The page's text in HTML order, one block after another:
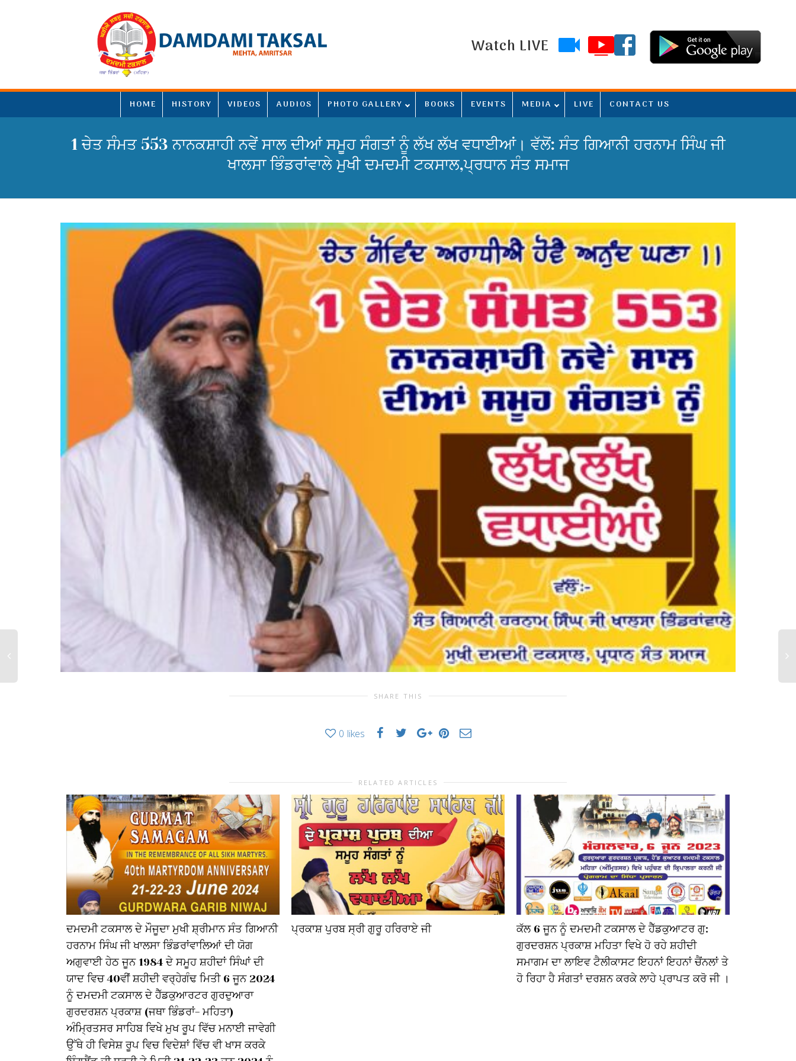
Watch LIVE
HOME HISTORY VIDEOS AUDIOS PHOTO GALLERY BOOKS EVENTS MEDIA LIVE CONTACT US
1 ਚੇਤ ਸੰਮਤ 553 ਨਾਨਕਸ਼ਾਹੀ ਨਵੇਂ ਸਾਲ ਦੀਆਂ ਸਮੂਹ ਸੰਗਤਾਂ ਨੂੰ ਲੱਖ ਲੱਖ ਵਧਾਈਆਂ। ਵੱਲੋਂ: ਸੰਤ ਗਿਆਨੀ ਹਰਨਾਮ ਸਿੰਘ ਜੀ
ਖਾਲਸਾ ਭਿੰਡਰਾਂਵਾਲੇ ਮੁਖੀ ਦਮਦਮੀ ਟਕਸਾਲ,ਪ੍ਰਧਾਨ ਸੰਤ ਸਮਾਜ
SHARE THIS
0 likes
RELATED ARTICLES
ਦਮਦਮੀ ਟਕਸਾਲ ਦੇ ਮੌਜੂਦਾ ਮੁਖੀ ਸ਼੍ਰੀਮਾਨ ਸੰਤ ਗਿਆਨੀ
ਹਰਨਾਮ ਸਿੰਘ ਜੀ ਖਾਲਸਾ ਭਿੰਡਰਾਂਵਾਲਿਆਂ ਦੀ ਯੋਗ
ਅਗੁਵਾਈ ਹੇਠ ਜੂਨ 1984 ਦੇ ਸਮੂਹ ਸ਼ਹੀਦਾਂ ਸਿੰਘਾਂ ਦੀ
ਯਾਦ ਵਿਚ 40ਵੀਂ ਸ਼ਹੀਦੀ ਵਰ੍ਹੇਗੰਢ ਮਿਤੀ 6 ਜੂਨ 2024
ਨੂੰ ਦਮਦਮੀ ਟਕਸਾਲ ਦੇ ਹੈੱਡਕੁਆਰਟਰ ਗੁਰਦੁਆਰਾ
ਗੁਰਦਰਸ਼ਨ ਪ੍ਰਕਾਸ਼ (ਜਥਾ ਭਿੰਡਰਾਂ- ਮਹਿਤਾ)
ਅੰਮ੍ਰਿਤਸਰ ਸਾਹਿਬ ਵਿਖੇ ਮੁਖ ਰੂਪ ਵਿੱਚ ਮਨਾਈ ਜਾਵੇਗੀ
ਉੱਥੇ ਹੀ ਵਿਸੇਸ਼ ਰੂਪ ਵਿਚ ਵਿਦੇਸ਼ਾਂ ਵਿੱਚ ਵੀ ਖਾਸ ਕਰਕੇ
ਪ੍ਰਕਾਸ਼ ਪੁਰਬ ਸ੍ਰੀ ਗੁਰੂ ਹਰਿਰਾਏ ਜੀ
ਕੱਲ 6 ਜੂਨ ਨੂੰ ਦਮਦਮੀ ਟਕਸਾਲ ਦੇ ਹੈੱਡਕੁਆਟਰ ਗੁ:
ਗੁਰਦਰਸ਼ਨ ਪ੍ਰਕਾਸ਼ ਮਹਿਤਾ ਵਿਖੇ ਹੋ ਰਹੇ ਸ਼ਹੀਦੀ
ਸਮਾਗਮ ਦਾ ਲਾਇਵ ਟੈਲੀਕਾਸਟ ਇਹਨਾਂ ਇਹਨਾਂ ਚੈਂਨਲਾਂ ਤੇ
ਹੋ ਰਿਹਾ ਹੈ ਸੰਗਤਾਂ ਦਰਸ਼ਨ ਕਰਕੇ ਲਾਹੇ ਪ੍ਰਾਪਤ ਕਰੋ ਜੀ ।